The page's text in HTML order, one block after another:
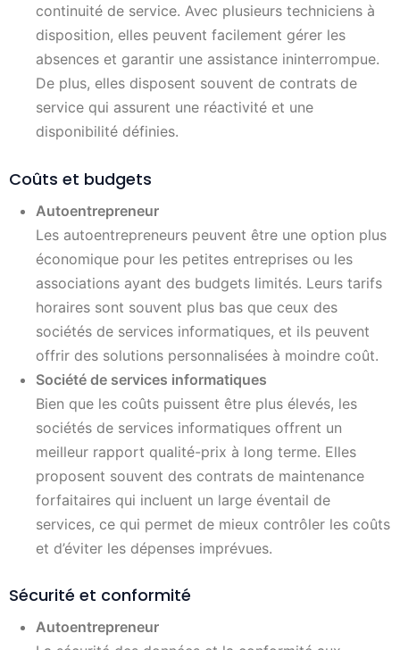
continuité de service. Avec plusieurs techniciens à
disposition, elles peuvent facilement gérer les
absences et garantir une assistance ininterrompue.
De plus, elles disposent souvent de contrats de
service qui assurent une réactivité et une
disponibilité définies.
Coûts et budgets
Autoentrepreneur
Les autoentrepreneurs peuvent être une option plus
économique pour les petites entreprises ou les
associations ayant des budgets limités. Leurs tarifs
horaires sont souvent plus bas que ceux des
sociétés de services informatiques, et ils peuvent
offrir des solutions personnalisées à moindre coût.
Société de services informatiques
Bien que les coûts puissent être plus élevés, les
sociétés de services informatiques offrent un
meilleur rapport qualité-prix à long terme. Elles
proposent souvent des contrats de maintenance
forfaitaires qui incluent un large éventail de
services, ce qui permet de mieux contrôler les coûts
et d’éviter les dépenses imprévues.
Sécurité et conformité
Autoentrepreneur